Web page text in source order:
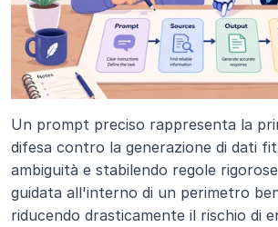
Un prompt preciso rappresenta la
difesa contro la generazione di dati
ambiguità e stabilendo regole
guidata all'interno di un perimetro
riducendo drasticamente il rischio di